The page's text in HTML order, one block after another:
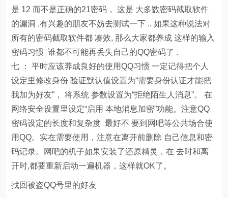
是 12 而不是正确的21密码， 这是 大多数密码截取软件
的漏洞 ,有兴趣的朋友不妨去测试一下 .. 如果这种说法对
所有的密码截取软件都 凑效, 那么大家都养成 这样的输入
密码习惯 谁都不可能再丢失自己的QQ密码了 .
七 ： 平时应该养成良好的使用QQ习惯 一定记得把个人
设定里修改身份 验证默认值设置为“需要身份认证才能把
我加为好友”， 将系统 参数设置为“拒绝陌生人消息”。 在
网络安全设置里设定“启用 本地消息加密”功能。注意QQ
密码设定的长度和复杂度 最好不 要到网吧等公共场合使
用QQ。实在需要使用，注意在离开前删除 自己信息和密
码记录。网吧的机子如果安装了还原精灵，在 去时和离
开时,都要重新启动一遍机器，这样就OK了。
找回被盗QQ号里的好友